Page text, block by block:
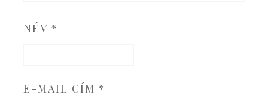
NÉV *
E-MAIL CÍM *